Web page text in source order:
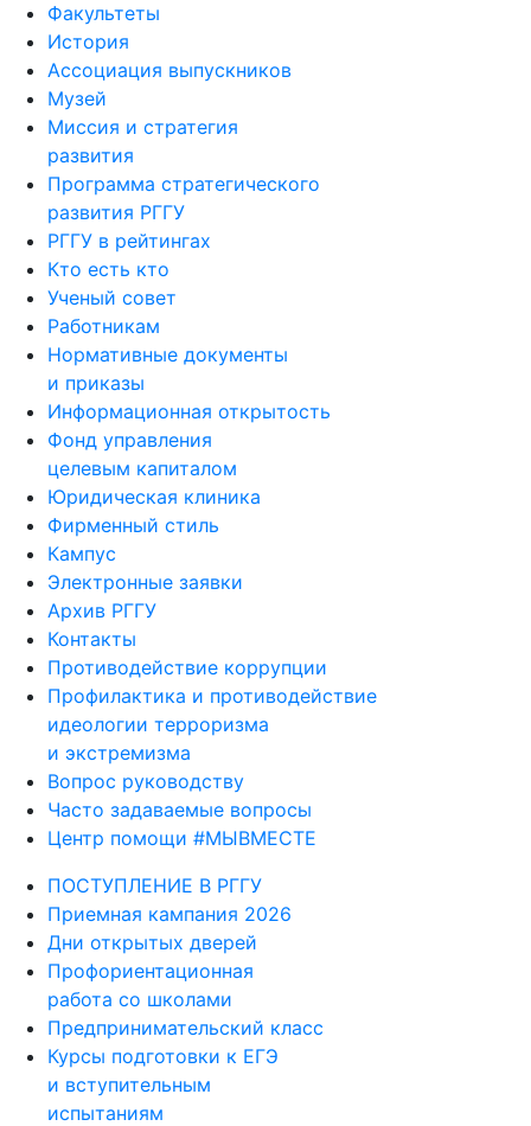
Факультеты
История
Ассоциация выпускников
Музей
Миссия и стратегия
развития
Программа стратегического
развития РГГУ
РГГУ в рейтингах
Кто есть кто
Ученый совет
Работникам
Нормативные документы
и приказы
Информационная открытость
Фонд управления
целевым капиталом
Юридическая клиника
Фирменный стиль
Кампус
Электронные заявки
Архив РГГУ
Контакты
Противодействие коррупции
Профилактика и противодействие
идеологии терроризма
и экстремизма
Вопрос руководству
Часто задаваемые вопросы
Центр помощи #МЫВМЕСТЕ
ПОСТУПЛЕНИЕ В РГГУ
Приемная кампания 2026
Дни открытых дверей
Профориентационная
работа со школами
Предпринимательский класс
Курсы подготовки к ЕГЭ
и вступительным
испытаниям